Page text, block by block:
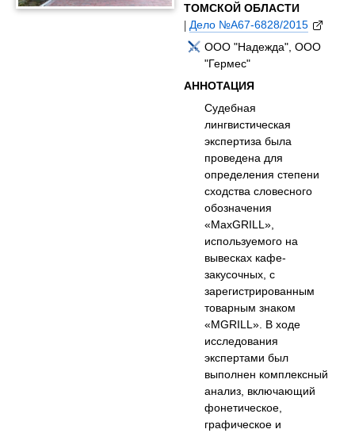
ТОМСКОЙ ОБЛАСТИ
|Дело №А67-6828/2015
ООО "Надежда", ООО
"Гермес"
АННОТАЦИЯ
Судебная
лингвистическая
экспертиза была
проведена для
определения степени
сходства словесного
обозначения
«MaxGRILL»,
используемого на
вывесках кафе-
закусочных, с
зарегистрированным
товарным знаком
«MGRILL». В ходе
исследования
экспертами был
выполнен комплексный
анализ, включающий
фонетическое,
графическое и